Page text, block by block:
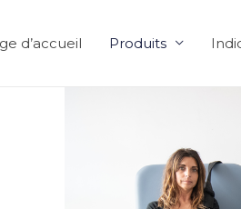
d’accueil Produits